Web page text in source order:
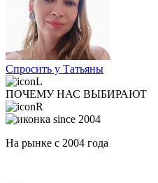
Спросить у Татьяны
ПОЧЕМУ НАС ВЫБИРАЮТ
На рынке с 2004 года